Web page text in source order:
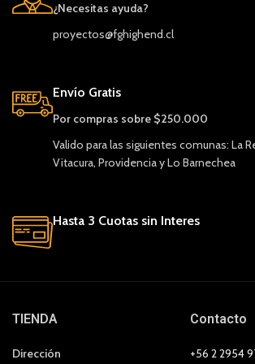
¿Necesitas ayuda?
proyectos@fghighend.cl
Envío Gratis
Por compras sobre $250.000
Valido para las siguientes comunas: La
Vitacura, Providencia y Lo Barnechea
Hasta 3 Cuotas sin Interes
TIENDA
Dirección
Contacto
+56 2 2954